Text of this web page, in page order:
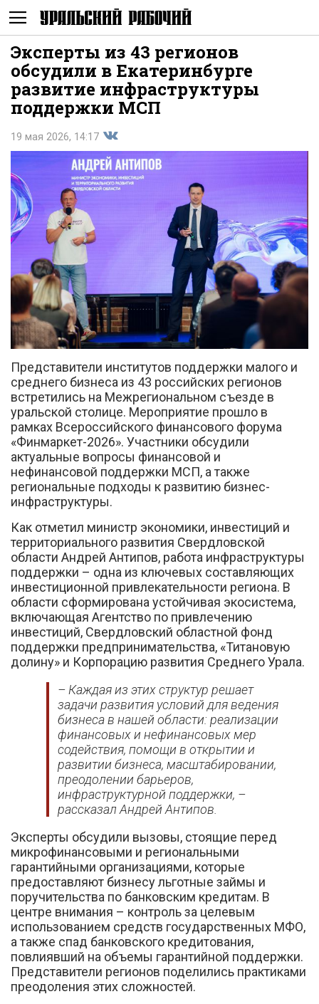
Не
показывать
Эксперты из 43 регионов
обсудили в Екатеринбурге
развитие инфраструктуры
поддержки МСП
19 мая 2026, 14:17
Поделиться
во
Вконтакте
Представители институтов поддержки малого и
среднего бизнеса из 43 российских регионов
встретились на Межрегиональном съезде в
уральской столице. Мероприятие прошло в
рамках Всероссийского финансового форума
«Финмаркет-2026». Участники обсудили
актуальные вопросы финансовой и
нефинансовой поддержки МСП, а также
региональные подходы к развитию бизнес-
инфраструктуры.
Как отметил министр экономики, инвестиций и
территориального развития Свердловской
области Андрей Антипов, работа инфраструктуры
поддержки – одна из ключевых составляющих
инвестиционной привлекательности региона. В
области сформирована устойчивая экосистема,
включающая Агентство по привлечению
инвестиций, Свердловский областной фонд
поддержки предпринимательства, «Титановую
долину» и Корпорацию развития Среднего Урала.
– Каждая из этих структур решает
задачи развития условий для ведения
бизнеса в нашей области: реализации
финансовых и нефинансовых мер
содействия, помощи в открытии и
развитии бизнеса, масштабировании,
преодолении барьеров,
инфраструктурной поддержки, –
рассказал Андрей Антипов.
Эксперты обсудили вызовы, стоящие перед
микрофинансовыми и региональными
гарантийными организациями, которые
предоставляют бизнесу льготные займы и
поручительства по банковским кредитам. В
центре внимания – контроль за целевым
использованием средств государственных МФО,
а также спад банковского кредитования,
повлиявший на объемы гарантийной поддержки.
Представители регионов поделились практиками
преодоления этих сложностей.